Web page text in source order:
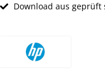
Download aus geprüft